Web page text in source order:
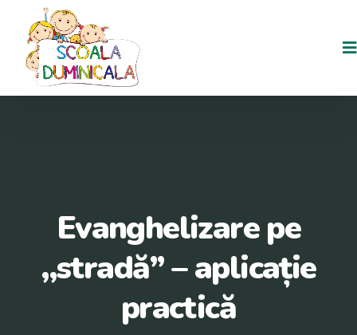
Evanghelizare pe
,,stradă” – aplicație
practică